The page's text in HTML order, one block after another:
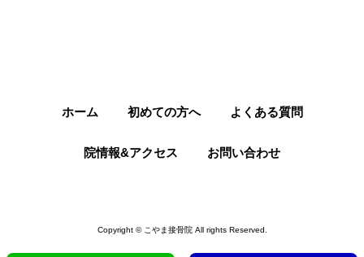
ホーム 初めての方へ よくある質問
院情報&アクセス お問い合わせ
Copyright © こやま接骨院 All rights Reserved.